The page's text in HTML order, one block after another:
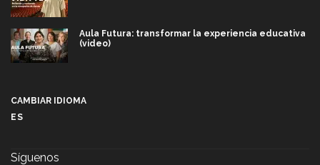
Aula Futura: transformar la experiencia educativa
(video)
CAMBIAR IDIOMA
ES
Síguenos